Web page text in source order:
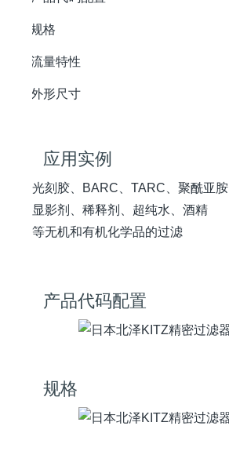
规格
流量特性
外形尺寸
应用实例
光刻胶、BARC、TARC、聚酰亚胺
显影剂、稀释剂、超纯水、酒精
等无机和有机化学品的过滤
产品代码配置
规格